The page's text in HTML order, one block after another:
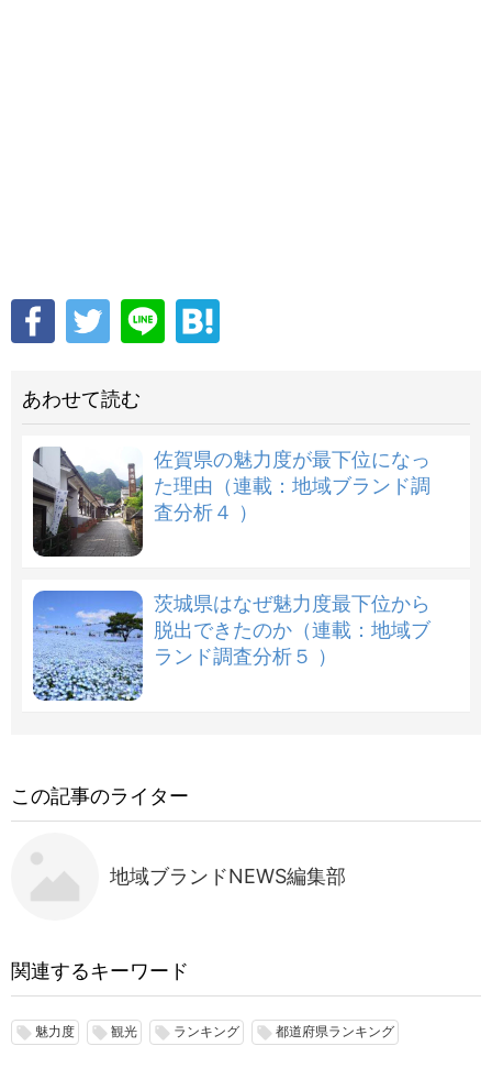
あわせて読む
佐賀県の魅力度が最下位になっ
た理由（連載：地域ブランド調
査分析４ ）
茨城県はなぜ魅力度最下位から
脱出できたのか（連載：地域ブ
ランド調査分析５ ）
この記事のライター
地域ブランドNEWS編集部
関連するキーワード
local_offer 魅力度 local_offer 観光 local_offer ランキング local_offer 都道府県ランキング